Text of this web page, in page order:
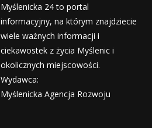
Myślenicka 24 to portal
informacyjny, na którym znajdziecie
wiele ważnych informacji i
ciekawostek z życia Myślenic i
okolicznych miejscowości.
Wydawca:
Myślenicka Agencja Rozwoju